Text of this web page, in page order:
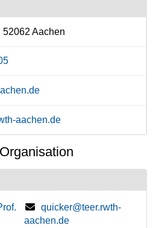
Aachen
aachen.de
quicker@teer.rwth-
aachen.de